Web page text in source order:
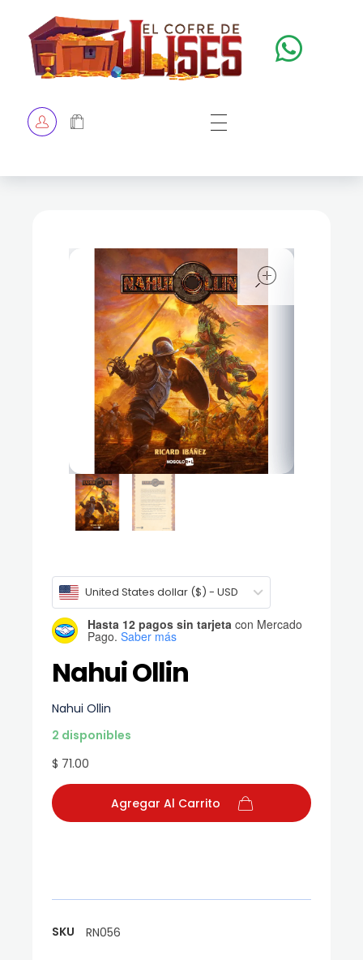
TIENDA
Nahui Ollin
$ 71.00
United States dollar ($) - USD
Nahui Ollin
2 disponibles
Hasta 12 pagos sin tarjeta con Mercado
Pago. Saber más
Agregar Al Carrito
SKU RN056